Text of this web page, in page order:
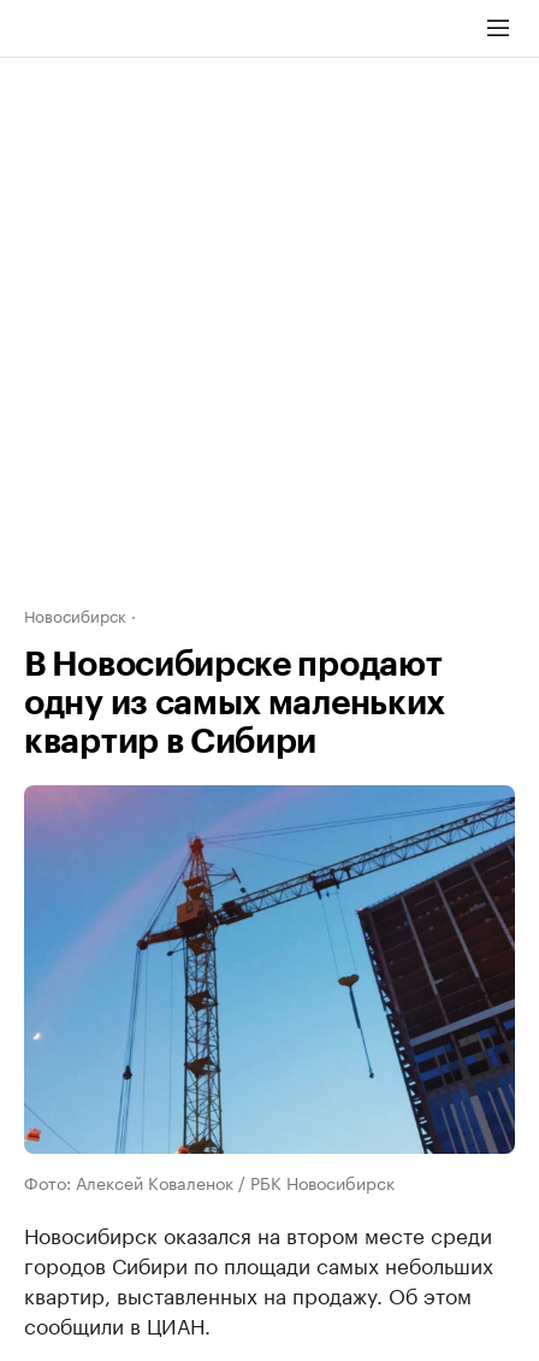
Новосибирск
В Новосибирске продают
одну из самых маленьких
квартир в Сибири
Фото: Алексей Коваленок / РБК Новосибирск
Новосибирск оказался на втором месте среди
городов Сибири по площади самых небольших
квартир, выставленных на продажу. Об этом
сообщили в ЦИАН.